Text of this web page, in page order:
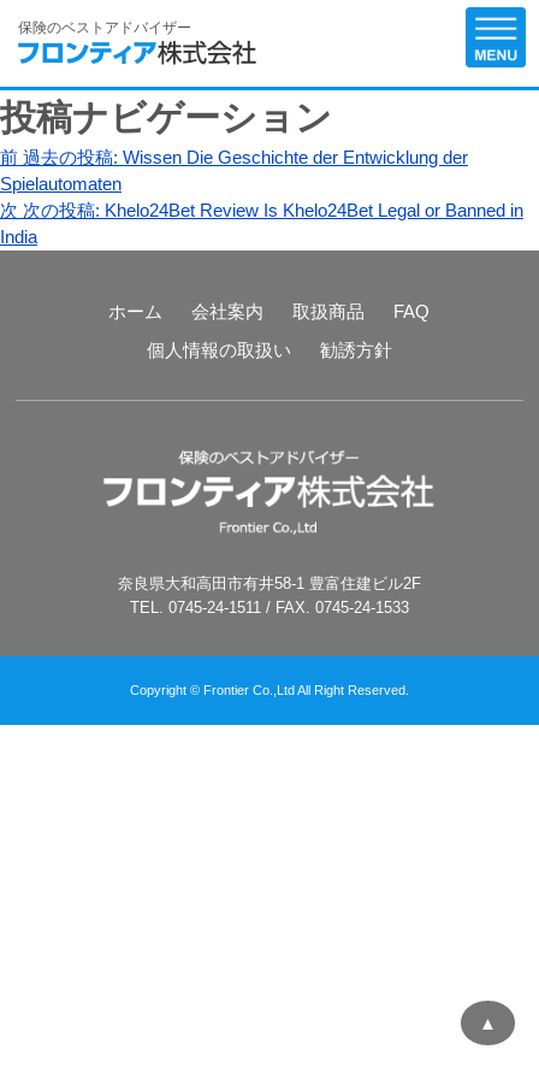
保険のベストアドバイザー
投稿ナビゲーション
前 過去の投稿: Wissen Die Geschichte der Entwicklung der
Spielautomaten
次 次の投稿: Khelo24Bet Review Is Khelo24Bet Legal or Banned in
India
ホーム 会社案内 取扱商品
FAQ
個人情報の取扱い
勧誘方針
奈良県大和高田市有井58-1 豊富住建ビル2F
TEL. 0745-24-1511 / FAX. 0745-24-1533
Copyright © Frontier Co.,Ltd All Right Reserved.
▲